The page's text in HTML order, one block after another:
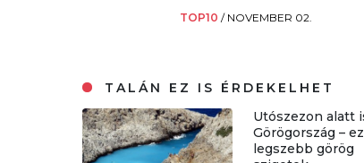
TOP10/ NOVEMBER 02.
TALÁN EZ IS ÉRDEKELHET
Utószezon alatt
Görögország –
legszebb görög